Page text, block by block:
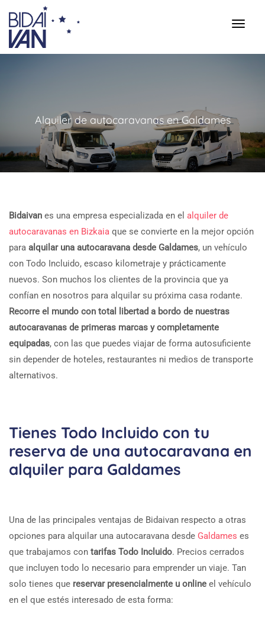
Alquiler de autocaravanas en Galdames
Bidaivan es una empresa especializada en el alquiler de
autocaravanas en Bizkaia que se convierte en la mejor opción
para alquilar una autocaravana desde Galdames, un vehículo
con Todo Incluido, escaso kilometraje y prácticamente
nuevos. Son muchos los clientes de la provincia que ya
confían en nosotros para alquilar su próxima casa rodante.
Recorre el mundo con total libertad a bordo de nuestras
autocaravanas de primeras marcas y completamente
equipadas, con las que puedes viajar de forma autosuficiente
sin depender de hoteles, restaurantes ni medios de transporte
alternativos.
Tienes Todo Incluido con tu
reserva de una autocaravana en
alquiler para Galdames
Una de las principales ventajas de Bidaivan respecto a otras
opciones para alquilar una autocaravana desde Galdames es
que trabajamos con tarifas Todo Incluido. Precios cerrados
que incluyen todo lo necesario para emprender un viaje. Tan
solo tienes que reservar presencialmente u online el vehículo
en el que estés interesado de esta forma: